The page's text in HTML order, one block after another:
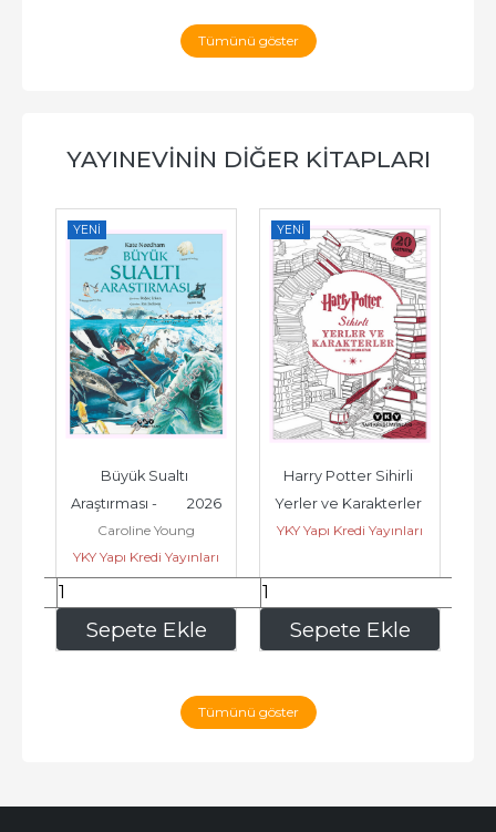
Tümünü göster
YAYINEVININ DIĞER KITAPLARI
YENI
Sepete Ekle
Büyük Sualtı
Araştırması -         2026
Caroline Young
YKY Yapı Kredi Yayınları
120,00
YENI
Sepete Ekle
Harry Potter Sihirli
Yerler ve Karakterler
(Kartpostal Boyama
YKY Yapı Kredi Yayınları
210,00
Tümünü göster